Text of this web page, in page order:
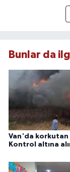
Bunlar da
Van'da korkutan
Kontrol altına